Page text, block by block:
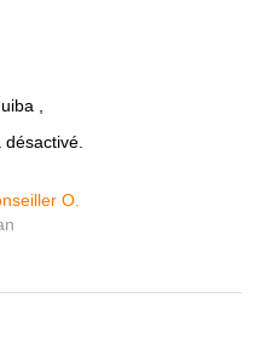
,
O.